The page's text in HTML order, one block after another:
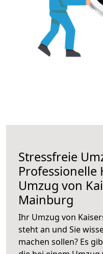
Stressfreie
Umzug von
Mainburg
Ihr Umzug von
steht an und Sie
machen sollen? Es